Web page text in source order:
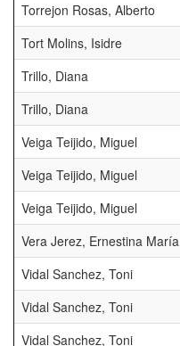
Torrejon Rosas, Alberto
Tort Molins, Isidre
Trillo, Diana
Trillo, Diana
Veiga Teijido, Miguel
Veiga Teijido, Miguel
Veiga Teijido, Miguel
Vera Jerez, Ernestina María
Vidal Sanchez, Toni
Vidal Sanchez, Toni
Vidal Sanchez, Toni